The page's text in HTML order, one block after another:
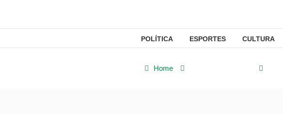
POLÍTICA ESPORTES CULTURA
Home